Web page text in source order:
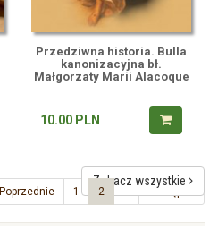
Przedziwna historia. Bulla
kanonizacyjna bł.
Małgorzaty Marii Alacoque
10.00 PLN
Poprzednie 1 2 Następne
Zobacz wszystkie